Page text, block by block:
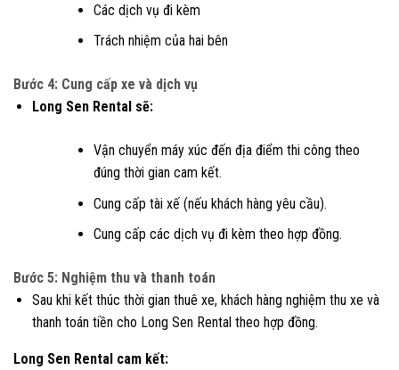
Các dịch vụ đi kèm
Trách nhiệm của hai bên
Bước 4: Cung cấp xe và dịch vụ
Long Sen Rental sẽ:
Vận chuyển máy xúc đến địa điểm thi công theo
đúng thời gian cam kết.
Cung cấp tài xế (nếu khách hàng yêu cầu).
Cung cấp các dịch vụ đi kèm theo hợp đồng.
Bước 5: Nghiệm thu và thanh toán
Sau khi kết thúc thời gian thuê xe, khách hàng nghiệm thu xe và
thanh toán tiền cho Long Sen Rental theo hợp đồng.
Long Sen Rental cam kết: